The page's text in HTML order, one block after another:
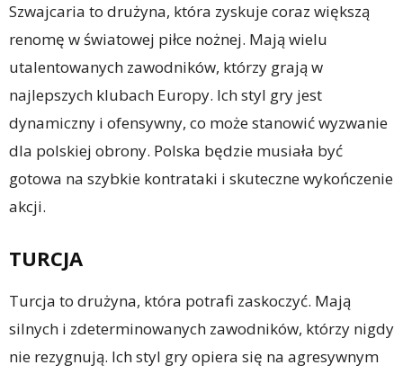
Szwajcaria to drużyna, która zyskuje coraz większą
renomę w światowej piłce nożnej. Mają wielu
utalentowanych zawodników, którzy grają w
najlepszych klubach Europy. Ich styl gry jest
dynamiczny i ofensywny, co może stanowić wyzwanie
dla polskiej obrony. Polska będzie musiała być
gotowa na szybkie kontrataki i skuteczne wykończenie
akcji.
TURCJA
Turcja to drużyna, która potrafi zaskoczyć. Mają
silnych i zdeterminowanych zawodników, którzy nigdy
nie rezygnują. Ich styl gry opiera się na agresywnym